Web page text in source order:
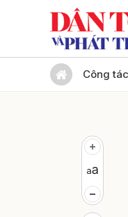
Công